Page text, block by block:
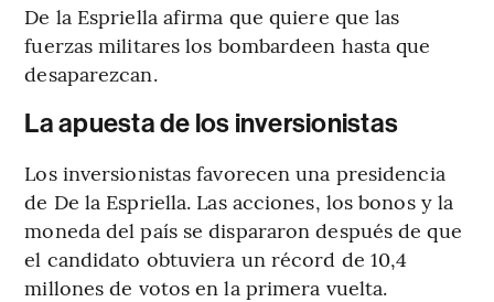
De la Espriella afirma que quiere que las
fuerzas militares los bombardeen hasta que
desaparezcan.
La apuesta de los inversionistas
Los inversionistas favorecen una presidencia
de De la Espriella. Las acciones, los bonos y la
moneda del país se dispararon después de que
el candidato obtuviera un récord de 10,4
millones de votos en la primera vuelta.